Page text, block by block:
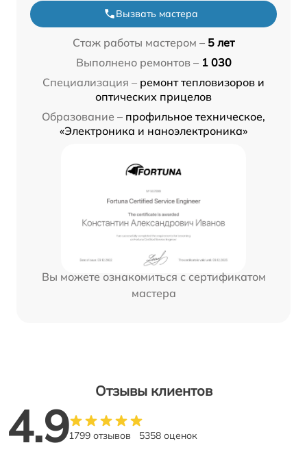
Вызвать мастера
Стаж работы мастером – 5 лет
Выполнено ремонтов – 1 030
Специализация – ремонт тепловизоров и
оптических прицелов
Образование – профильное техническое,
«Электроника и наноэлектроника»
Вы можете ознакомиться с сертификатом
мастера
Отзывы клиентов
4.91799 отзывов 5358 оценок